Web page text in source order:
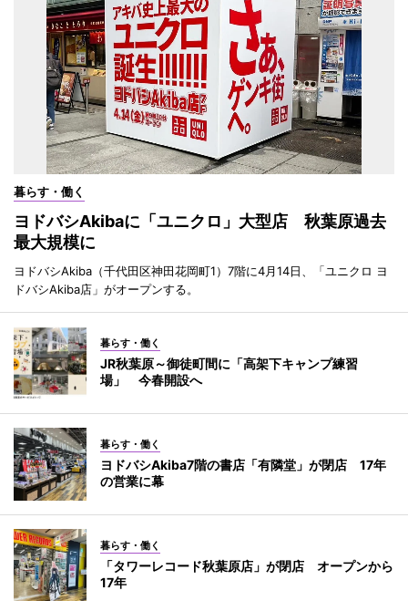
暮らす・働く
ヨドバシAkibaに「ユニクロ」大型店 秋葉原過去
最大規模に
ヨドバシAkiba（千代田区神田花岡町1）7階に4月14日、「ユニクロ ヨ
ドバシAkiba店」がオープンする。
暮らす・働く
JR秋葉原～御徒町間に「高架下キャンプ練習
場」 今春開設へ
暮らす・働く
ヨドバシAkiba7階の書店「有隣堂」が閉店 17年
の営業に幕
暮らす・働く
「タワーレコード秋葉原店」が閉店 オープンから
17年